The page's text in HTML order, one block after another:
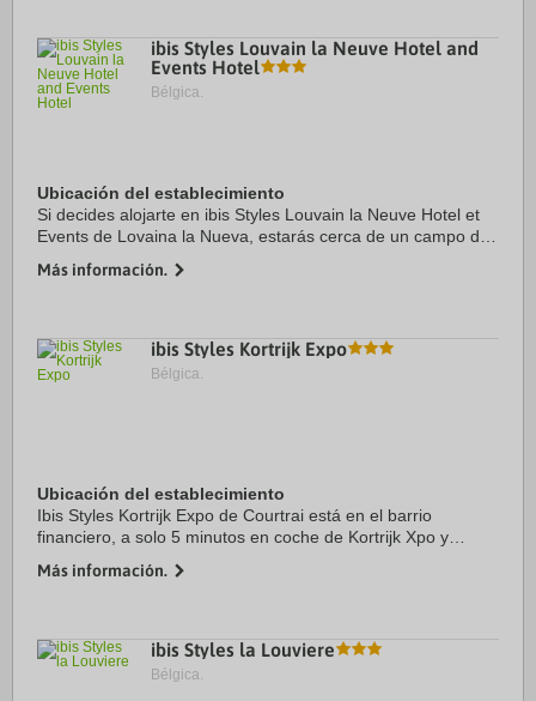
ibis Styles Louvain la Neuve Hotel and
Events Hotel
Bélgica.
Ubicación del establecimiento
Si decides alojarte en ibis Styles Louvain la Neuve Hotel et
Events de Lovaina la Nueva, estarás cerca de un campo de
comercial L'esplanade. Además, ...
Más información.
ibis Styles Kortrijk Expo
Bélgica.
Ubicación del establecimiento
Ibis Styles Kortrijk Expo de Courtrai está en el barrio
financiero, a solo 5 minutos en coche de Kortrijk Xpo y
3,3 km de Plaza del mercado de ...
Más información.
ibis Styles la Louviere
Bélgica.